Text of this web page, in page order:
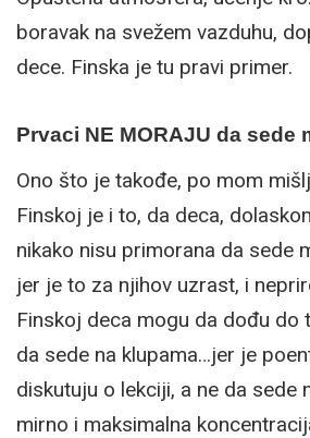
boravak na svežem vazduhu,
dece. Finska je tu pravi primer.
Prvaci NE MORAJU da sede
Ono što je takođe, po mom
Finskoj je i to, da deca,
nikako nisu primorana da sede
jer je to za njihov uzrast, i
Finskoj deca mogu da dođu do
da sede na klupama…jer je
diskutuju o lekciji, a ne da sede
mirno i maksimalna